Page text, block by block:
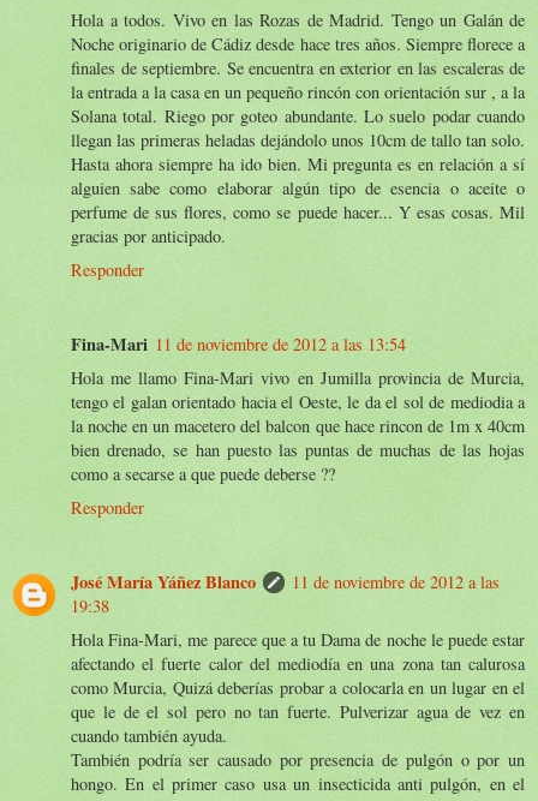
Hola a todos. Vivo en las Rozas de Madrid. Tengo un Galán de
Noche originario de Cádiz desde hace tres años. Siempre florece a
finales de septiembre. Se encuentra en exterior en las escaleras de
la entrada a la casa en un pequeño rincón con orientación sur , a la
Solana total. Riego por goteo abundante. Lo suelo podar cuando
llegan las primeras heladas dejándolo unos 10cm de tallo tan solo.
Hasta ahora siempre ha ido bien. Mi pregunta es en relación a sí
alguien sabe como elaborar algún tipo de esencia o aceite o
perfume de sus flores, como se puede hacer... Y esas cosas. Mil
gracias por anticipado.
Responder
Fina-Mari 11 de noviembre de 2012 a las 13:54
Hola me llamo Fina-Mari vivo en Jumilla provincia de Murcia,
tengo el galan orientado hacia el Oeste, le da el sol de mediodia a
la noche en un macetero del balcon que hace rincon de 1m x 40cm
bien drenado, se han puesto las puntas de muchas de las hojas
como a secarse a que puede deberse ??
Responder
José María Yáñez Blanco
11 de noviembre de 2012 a las
19:38
Hola Fina-Mari, me parece que a tu Dama de noche le puede estar
afectando el fuerte calor del mediodía en una zona tan calurosa
como Murcia, Quizá deberías probar a colocarla en un lugar en el
que le de el sol pero no tan fuerte. Pulverizar agua de vez en
cuando también ayuda.
También podría ser causado por presencia de pulgón o por un
hongo. En el primer caso usa un insecticida anti pulgón, en el